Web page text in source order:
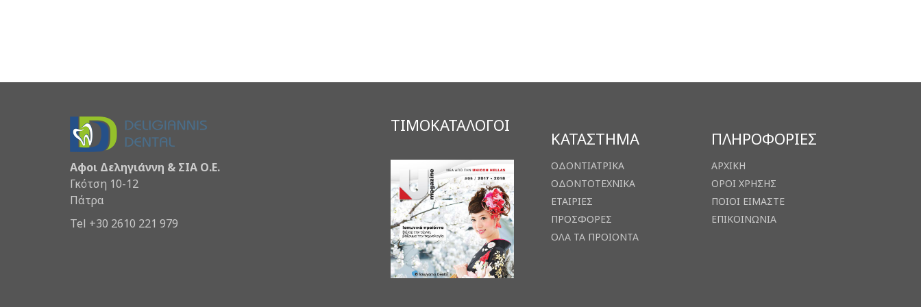
Αφοι Δεληγιάννη & ΣΙΑ Ο.Ε.
Γκότση 10-12
Πάτρα
Tel +30 2610 221 979
ΤΙΜΟΚΑΤΑΛΟΓΟΙ
ΚΑΤΑΣΤΗΜΑ
ΟΔΟΝΤΙΑΤΡΙΚΑ
ΟΔΟΝΤΟΤΕΧΝΙΚΑ
ΕΤΑΙΡΙΕΣ
ΠΡΟΣΦΟΡΕΣ
ΟΛΑ ΤΑ ΠΡΟΙΟΝΤΑ
ΠΛΗΡΟΦΟΡΙΕΣ
ΑΡΧΙΚΗ
ΟΡΟΙ ΧΡΗΣΗΣ
ΠΟΙΟΙ ΕΙΜΑΣΤΕ
ΕΠΙΚΟΙΝΩΝΙΑ